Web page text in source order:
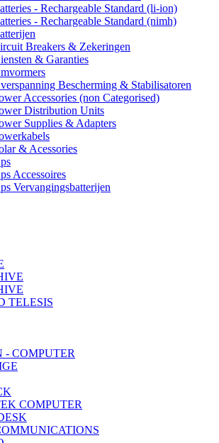
- Rechargeable Standard (li-ion)
- Rechargeable Standard (nimh)
Breakers & Zekeringen
& Garanties
Bescherming & Stabilisatoren
Accessories (non Categorised)
Distribution Units
Supplies & Adapters
& Acessories
Accessoires
Vervangingsbatterijen
TELESIS
- COMPUTER
COMPUTER